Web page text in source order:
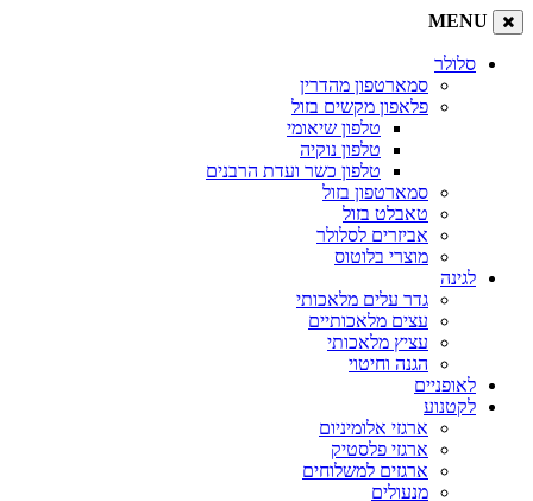
MENU
סלולר
סמארטפון מהדרין
פלאפון מקשים בזול
טלפון שיאומי
טלפון נוקיה
טלפון כשר ועדת הרבנים
סמארטפון בזול
טאבלט בזול
אביזרים לסלולר
מוצרי בלוטוס
לגינה
גדר עלים מלאכותי
עצים מלאכותיים
עציץ מלאכותי
הגנה וחיטוי
לאופניים
לקטנוע
ארגזי אלומיניום
ארגזי פלסטיק
ארגזים למשלוחים
מנעולים